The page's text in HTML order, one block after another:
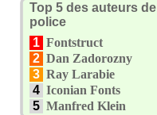
Top 5 des auteurs de
police
1 Fontstruct
2 Dan Zadorozny
3 Ray Larabie
4 Iconian Fonts
5 Manfred Klein